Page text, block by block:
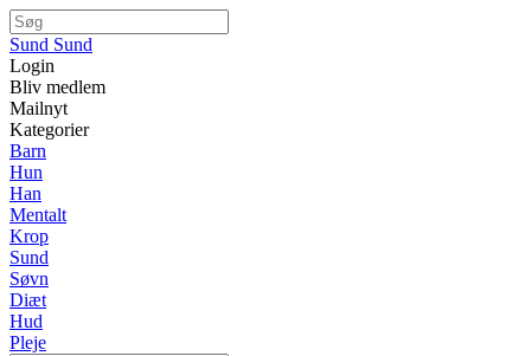
Sund Sund
Login
Bliv medlem
Mailnyt
Kategorier
Barn
Hun
Han
Mentalt
Krop
Sund
Søvn
Diæt
Hud
Pleje